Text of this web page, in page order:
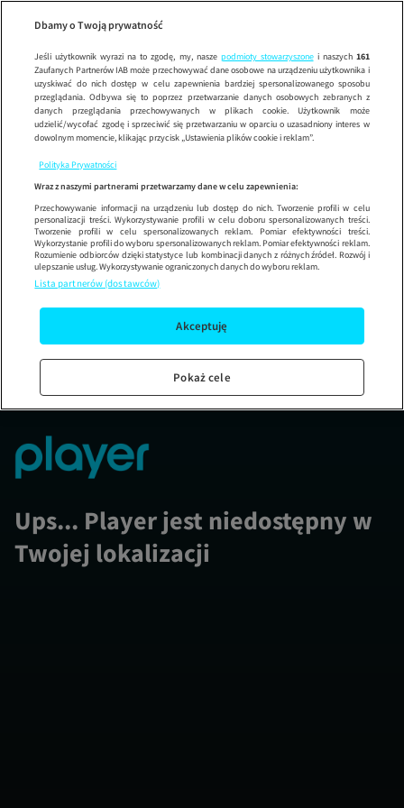
Wypróbuj aplikację mobilną
Korzystaj z łatwiejszej nawigacji i ciesz się szybszym
Ups... Player jest niedostępny w
Twojej lokalizacji
Dbamy o Twoją prywatność
Jeśli użytkownik wyrazi na to zgodę, my, nasze podmioty stowarzyszonei naszych 161
Zaufanych Partnerów IAB może przechowywać dane osobowe na urządzeniu użytkownika i
uzyskiwać do nich dostęp w celu zapewnienia bardziej spersonalizowanego sposobu
przeglądania. Odbywa się to poprzez przetwarzanie danych osobowych zebranych z
danych przeglądania przechowywanych w plikach cookie. Użytkownik może
udzielić/wycofać zgodę i sprzeciwić się przetwarzaniu w oparciu o uzasadniony interes w
dowolnym momencie, klikając przycisk „Ustawienia plików cookie i reklam”.
Polityka Prywatności
Wraz z naszymi partnerami przetwarzamy dane w celu zapewnienia:
Przechowywanie informacji na urządzeniu lub dostęp do nich. Tworzenie profili w celu
personalizacji treści. Wykorzystywanie profili w celu doboru spersonalizowanych treści.
Tworzenie profili w celu spersonalizowanych reklam. Pomiar efektywności treści.
Wykorzystanie profili do wyboru spersonalizowanych reklam. Pomiar efektywności reklam.
Rozumienie odbiorców dzięki statystyce lub kombinacji danych z różnych źródeł. Rozwój i
ulepszanie usług. Wykorzystywanie ograniczonych danych do wyboru reklam.
Lista partnerów (dostawców)
Akceptuję
Pokaż cele